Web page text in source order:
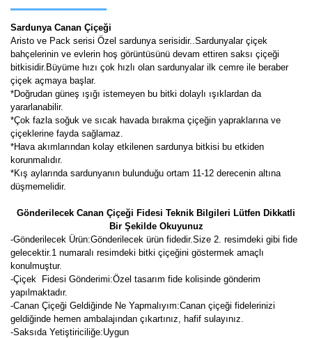
Sardunya Canan Çiçeği
Aristo ve Pack serisi Özel sardunya serisidir..Sardunyalar çiçek
bahçelerinin ve evlerin hoş görüntüsünü devam ettiren saksı çiçeği
bitkisidir.Büyüme hızı çok hızlı olan sardunyalar ilk cemre ile beraber
çiçek açmaya başlar.
*Doğrudan güneş ışığı istemeyen bu bitki dolaylı ışıklardan da
yararlanabilir.
*Çok fazla soğuk ve sıcak havada bırakma çiçeğin yapraklarına ve
çiçeklerine fayda sağlamaz.
*Hava akımlarından kolay etkilenen sardunya bitkisi bu etkiden
korunmalıdır.
*Kış aylarında sardunyanın bulunduğu ortam 11-12 derecenin altına
düşmemelidir.
Gönderilecek Canan Çiçeği Fidesi Teknik Bilgileri Lütfen Dikkatli
Bir Şekilde Okuyunuz
-Gönderilecek Ürün:Gönderilecek ürün fidedir.Size 2. resimdeki gibi fide
gelecektir. 1 numaralı resimdeki bitki çiçeğini göstermek amaçlı
konulmuştur.
-Çiçek Fidesi Gönderimi:Özel tasarım fide kolisinde gönderim
yapılmaktadır.
-Canan Çiçeği Geldiğinde Ne Yapmalıyım:Canan çiçeği fidelerinizi
geldiğinde hemen ambalajından çıkartınız, hafif sulayınız.
-Saksıda Yetiştiriciliğe:Uygun